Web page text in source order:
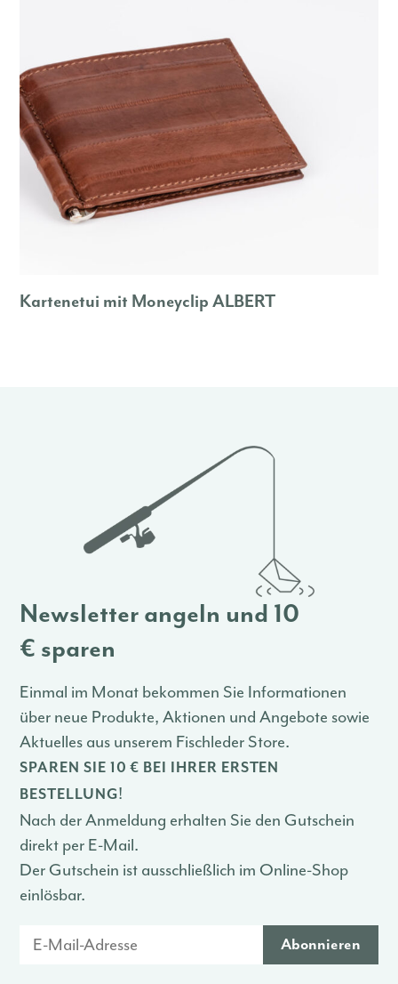
Kartenetui mit Moneyclip ALBERT
Newsletter angeln und 10
€ sparen
Einmal im Monat bekommen Sie Informationen
über neue Produkte, Aktionen und Angebote sowie
Aktuelles aus unserem Fischleder Store.
SPAREN SIE 10 € BEI IHRER ERSTEN
BESTELLUNG!
Nach der Anmeldung erhalten Sie den Gutschein
direkt per E-Mail.
Der Gutschein ist ausschließlich im Online-Shop
einlösbar.